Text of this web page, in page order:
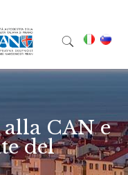
CAN e
del